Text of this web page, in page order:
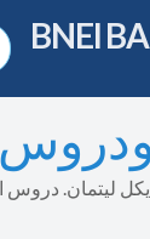
BNEI